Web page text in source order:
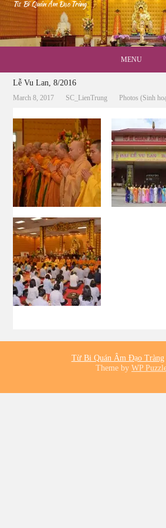
Từ Bi Quán Âm Đạo Tràng
MENU
Lễ Vu Lan, 8/2016
March 8, 2017 SC_LienTrung Photos (Sinh
Từ Bi Quán Âm Đạo Tràng
Theme by WP